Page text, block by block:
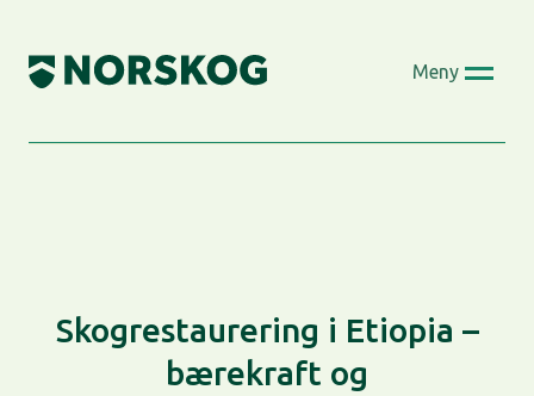
content
Meny
Skogrestaurering i Etiopia –
bærekraft og